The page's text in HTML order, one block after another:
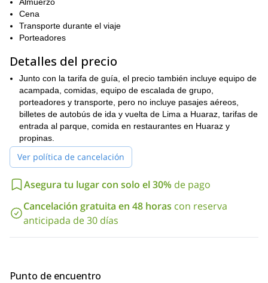
pueblos deHuaraz
Durante la escalada, estaremos deteniéndonos y descansando
en varios puntos diferentes en la montaña. Esos lugares incluyen
Campamento base (4,250m)
(5,000m)
Campamento alto (5,600m)
lugares te proporcionará vistas excepcionales de las montañas
cercanas. ¡También podrías tener suerte y ver algunos de los
animales salvajes del área, incluido uncóndor andino
Este ascenso es desafiante. Habrá varios puntos difíciles a lo
largo de la escalada. Como resultado, los participantes deben
experiencia previa en montañismo . También deberías
estar enbuena condición física.
¿Buscas una aventura de escalada inolvidable en las montañas
Huaraz y comencemos a escalar la gran cara noreste de
También puedo llevarte a la cumbre del gran Alpamayo
aventura de 7 días.
Cena
Transporte durante el viaje
Porteadores
Detalles del precio
Junto con la tarifa de guía, el precio también incluye equipo de
acampada, comidas, equipo de escalada de grupo,
porteadores y transporte, pero no incluye pasajes aéreos,
billetes de autobús de ida y vuelta de Lima a Huaraz, tarifas de
entrada al parque, comida en restaurantes en Huaraz y
propinas.
Ver política de cancelación
Asegura tu lugar con solo el 30% de pago
Cancelación gratuita en 48 horas con reserva
anticipada de 30 días
Punto de encuentro